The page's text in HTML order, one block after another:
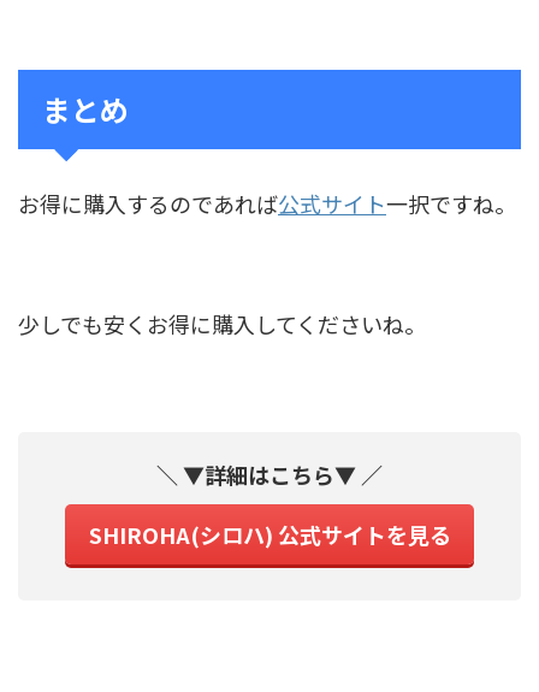
まとめ
お得に購入するのであれば公式サイト一択ですね。
少しでも安くお得に購入してくださいね。
＼ ▼詳細はこちら▼ ／
SHIROHA(シロハ) 公式サイトを見る